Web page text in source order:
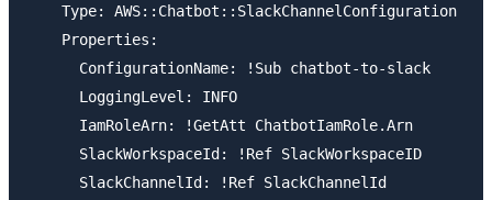
    Type: AWS::Chatbot::SlackChannelConfiguration
    Properties:
      ConfigurationName: !Sub chatbot-to-slack
      LoggingLevel: INFO
      IamRoleArn: !GetAtt ChatbotIamRole.Arn
      SlackWorkspaceId: !Ref SlackWorkspaceID
      SlackChannelId: !Ref SlackChannelId